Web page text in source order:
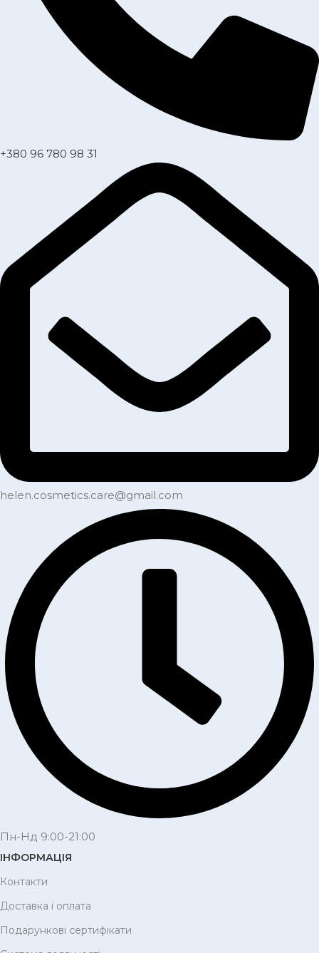
+380 96 780 98 31
helen.cosmetics.care@gmail.com
Пн-Нд 9:00-21:00
ІНФОРМАЦІЯ
Контакти
Доставка і оплата
Подарункові сертифікати